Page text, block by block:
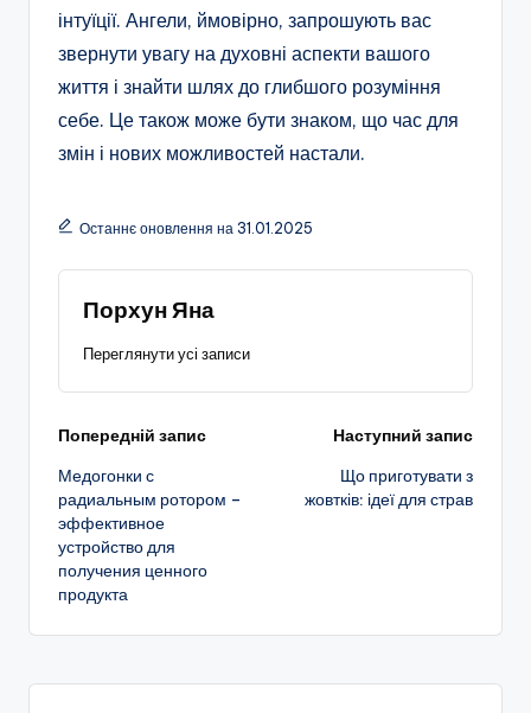
інтуїції. Ангели, ймовірно, запрошують вас
звернути увагу на духовні аспекти вашого
життя і знайти шлях до глибшого розуміння
себе. Це також може бути знаком, що час для
змін і нових можливостей настали.
Останнє оновлення на 31.01.2025
Порхун Яна
Переглянути усі записи
Навігація
по
запису
Попередній запис
Медогонки с
радиальным ротором –
эффективное
устройство для
получения ценного
продукта
Наступний запис
Що приготувати з
жовтків: ідеї для страв